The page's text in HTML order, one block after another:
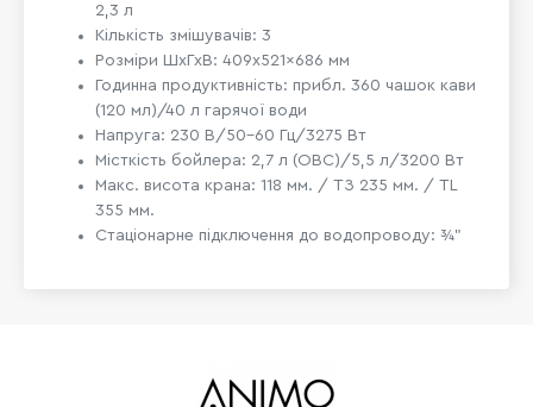
2,3 л
Кількість змішувачів: 3
Розміри ШхГхВ: 409x521x686 мм
Годинна продуктивність: прибл. 360 чашок кави
(120 мл)/40 л гарячої води
Напруга: 230 В/50-60 Гц/3275 Вт
Місткість бойлера: 2,7 л (ОВС)/5,5 л/3200 Вт
Макс. висота крана: 118 мм. / ТЗ 235 мм. / TL
355 мм.
Стаціонарне підключення до водопроводу: ¾”